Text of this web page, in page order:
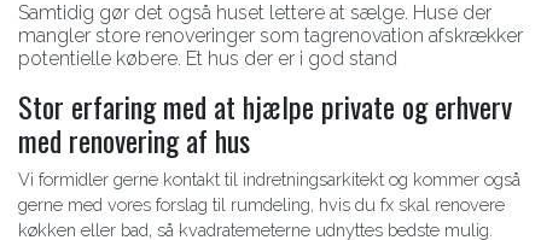
Samtidig gør det også huset lettere at sælge. Huse der
mangler store renoveringer som tagrenovation afskrækker
potentielle købere. Et hus der er i god stand
Stor erfaring med at hjælpe private og erhverv
med renovering af hus
Vi formidler gerne kontakt til indretningsarkitekt og kommer også
gerne med vores forslag til rumdeling, hvis du fx skal renovere
køkken eller bad, så kvadratemeterne udnyttes bedste mulig.